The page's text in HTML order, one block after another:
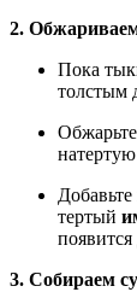
2.
Пока
толстым
тертый
3. Собираем